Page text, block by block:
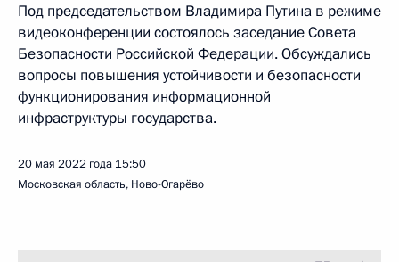
Под председательством Владимира Путина в режиме
видеоконференции состоялось заседание Совета
Безопасности Российской Федерации. Обсуждались
вопросы повышения устойчивости и безопасности
функционирования информационной
инфраструктуры государства.
20 мая 2022 года 15:50
Московская область, Ново-Огарёво